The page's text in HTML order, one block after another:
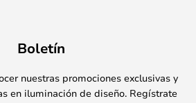
Boletín
nuestras promociones exclusivas y
en iluminación de diseño. Regístrate